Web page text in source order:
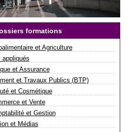
formations
et Agriculture
appliqués
et Assurance
et Travaux Publics (BTP)
et Cosmétique
et Vente
et Gestion
et Médias